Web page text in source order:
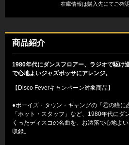
在庫情報は購入先にてご確
商品紹介
1980年代にダンスフロアー、ラジオで駆け
で心地よいジャズボッサにアレンジ。
【Disco Feverキャンペーン対象商品】
●ボーイズ・タウン・ギャングの「君の瞳に
「ホット・スタッフ」など、1980年代にダ
くったディスコの名曲を、お洒落で心地よ
収録。